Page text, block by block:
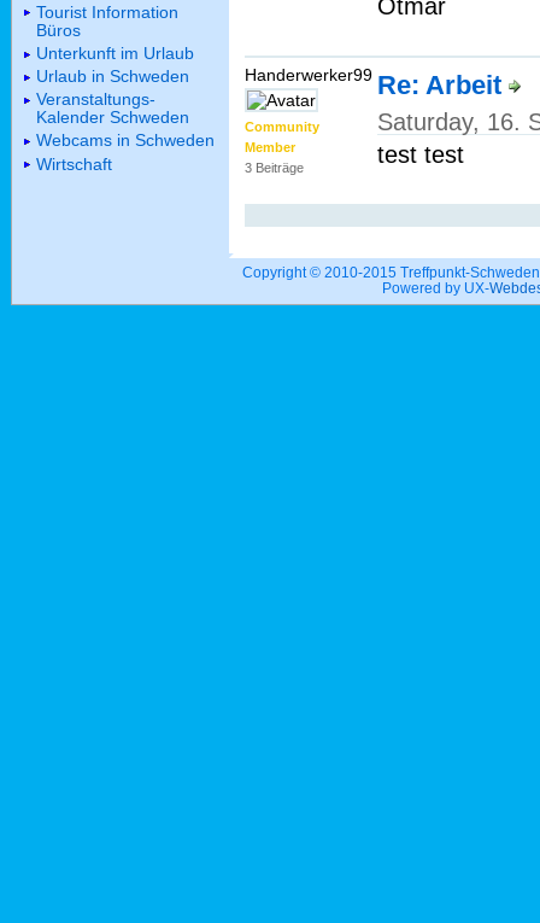
Otmar
Handerwerker99
Community
Member
3 Beiträge
Re: Arbeit
Saturday, 16.
test test
Tourist Information
Büros
Unterkunft im Urlaub
Urlaub in Schweden
Veranstaltungs-
Kalender Schweden
Webcams in Schweden
Wirtschaft
Copyright © 2010-2015 Treffpunkt-
Powered by UX-